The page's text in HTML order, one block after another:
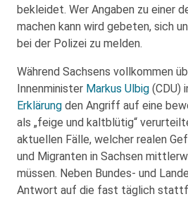
bekleidet. Wer Angaben zu einer
machen kann wird gebeten, sich
bei der Polizei zu melden.
Während Sachsens vollkommen
Innenminister Markus Ulbig (CDU)
Erklärung den Angriff auf eine
als „feige und kaltblütig“
aktuellen Fälle, welcher realen
und Migranten in Sachsen
müssen. Neben Bundes- und
Antwort auf die fast täglich